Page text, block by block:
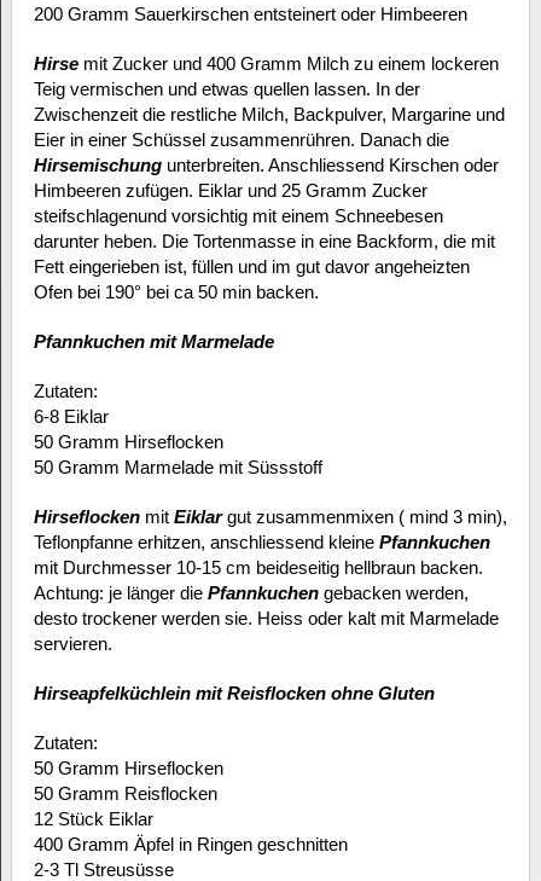
200 Gramm Sauerkirschen entsteinert oder Himbeeren
Hirsemit Zucker und 400 Gramm Milch zu einem lockeren
Teig vermischen und etwas quellen lassen. In der
Zwischenzeit die restliche Milch, Backpulver, Margarine und
Eier in einer Schüssel zusammenrühren. Danach die
Hirsemischungunterbreiten. Anschliessend Kirschen oder
Himbeeren zufügen. Eiklar und 25 Gramm Zucker
steifschlagenund vorsichtig mit einem Schneebesen
darunter heben. Die Tortenmasse in eine Backform, die mit
Fett eingerieben ist, füllen und im gut davor angeheizten
Ofen bei 190° bei ca 50 min backen.
Pfannkuchen mit Marmelade
Zutaten:
6-8 Eiklar
50 Gramm Hirseflocken
50 Gramm Marmelade mit Süssstoff
Hirseflockenmit Eiklargut zusammenmixen ( mind 3 min),
Teflonpfanne erhitzen, anschliessend kleine Pfannkuchen
mit Durchmesser 10-15 cm beideseitig hellbraun backen.
Achtung: je länger die Pfannkuchengebacken werden,
desto trockener werden sie. Heiss oder kalt mit Marmelade
servieren.
Hirseapfelküchlein mit Reisflocken ohne Gluten
Zutaten:
50 Gramm Hirseflocken
50 Gramm Reisflocken
12 Stück Eiklar
400 Gramm Äpfel in Ringen geschnitten
2-3 Tl Streusüsse